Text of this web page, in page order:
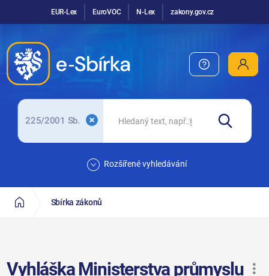
EUR-Lex EuroVOC N-Lex zakony.gov.cz
225/2001 Sb.
Rozšířené vyhledávání
Sbírka zákonů
Vyhláška Ministerstva průmyslu